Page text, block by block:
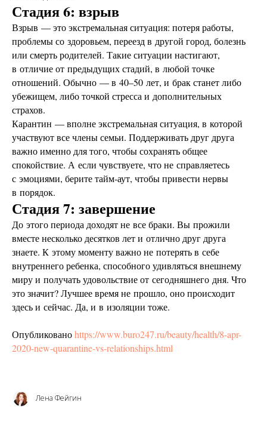
Стадия 6: взрыв
Взрыв — это экстремальная ситуация: потеря работы,
проблемы со здоровьем, переезд в другой город, болезнь
или смерть родителей. Такие ситуации настигают,
в отличие от предыдущих стадий, в любой точке
отношений. Обычно — в 40–50 лет, и брак станет либо
убежищем, либо точкой стресса и дополнительных
страхов.
Карантин — вполне экстремальная ситуация, в которой
участвуют все члены семьи. Поддерживать друг друга
важно именно для того, чтобы сохранять общее
спокойствие. А если чувствуете, что не справляетесь
с эмоциями, берите тайм-аут, чтобы привести нервы
в порядок.
Стадия 7: завершение
До этого периода доходят не все браки. Вы прожили
вместе несколько десятков лет и отлично друг друга
знаете. К этому моменту важно не потерять в себе
внутреннего ребенка, способного удивляться внешнему
миру и получать удовольствие от сегодняшнего дня. Что
это значит? Лучшее время не прошло, оно происходит
здесь и сейчас. Да, и в изоляции тоже.
Опубликованоhttps://www.buro247.ru/beauty/health/8-apr-
2020-new-quarantine-vs-relationships.html
Лена Фейгин